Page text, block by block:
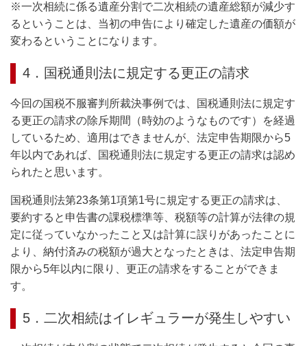
※一次相続に係る遺産分割で二次相続の遺産総額が減少す
るということは、当初の申告により確定した遺産の価額が
変わるということになります。
4．国税通則法に規定する更正の請求
今回の国税不服審判所裁決事例では、国税通則法に規定す
る更正の請求の除斥期間（時効のようなものです）を経過
しているため、適用はできませんが、法定申告期限から5
年以内であれば、国税通則法に規定する更正の請求は認め
られたと思います。
国税通則法第23条第1項第1号に規定する更正の請求は、
要約すると申告書の課税標準等、税額等の計算が法律の規
定に従っていなかったこと又は計算に誤りがあったことに
より、納付済みの税額が過大となったときは、法定申告期
限から5年以内に限り、更正の請求をすることができま
す。
5．二次相続はイレギュラーが発生しやすい